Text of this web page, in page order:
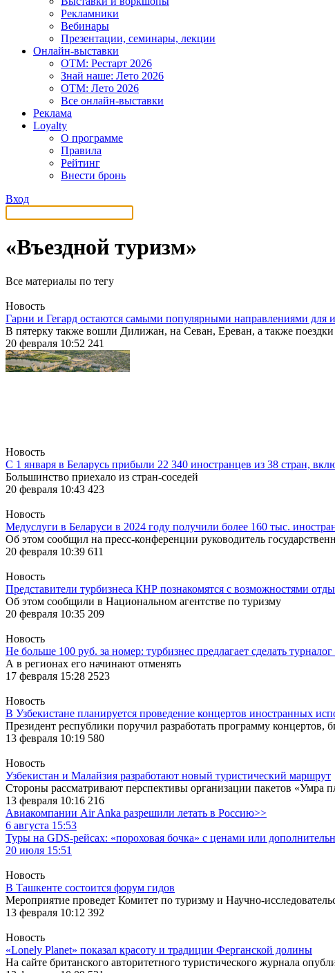
Рекламники
Вебинары
Презентации, семинары, лекции
Онлайн-выставки
OTM: Рестарт 2026
Знай наше: Лето 2026
OTM: Лето 2026
Все онлайн-выставки
Реклама
Loyalty
О программе
Правила
Рейтинг
Внести бронь
Вход
«Въездной туризм»
Все материалы по тегу
Новость
Гарни и Гегард остаются самыми популярными направлениями для
В пятерку также вошли Дилижан, на Севан, Ереван, а также
20 февраля 10:52 241
Новость
С 1 января в Беларусь прибыли 22 340 иностранцев из 38 стран,
Большинство приехало из стран-соседей
20 февраля 10:43 423
Новость
Медуслуги в Беларуси в 2024 году получили более 160 тыс.
Об этом сообщил на пресс-конференции руководитель
20 февраля 10:39 611
Новость
Представители турбизнеса КНР познакомятся с возможностями
Об этом сообщили в Национальном агентстве по туризму
20 февраля 10:35 209
Новость
Не больше 100 руб. за номер: турбизнес предлагает сделать
А в регионах его начинают отменять
17 февраля 15:28 2523
Новость
В Узбекистане планируется проведение концертов иностранных
Президент республики поручил разработать программу
13 февраля 10:19 580
Новость
Узбекистан и Малайзия разработают новый туристический маршрут
Стороны рассматривают перспективы организации пакетов «Умра
13 февраля 10:16 216
Авиакомпании Air Anka разрешили летать в Россию>>
6 августа 15:53
Туры на GDS-рейсах: «пороховая бочка» с ценами или
20 июля 15:51
Новость
В Ташкенте состоится форум гидов
Мероприятие проведет Комитет по туризму и Научно-
13 февраля 10:12 392
Новость
«Lonely Planet» показал красоту и традиции Ферганской долины
На сайте британского авторитетного туристического журнала